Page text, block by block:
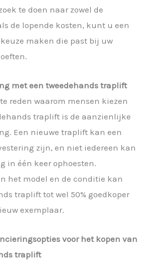
te doen naar zowel de
de lopende kosten, kunt u een
maken die past bij uw
met een tweedehands traplift
reden waarom mensen kiezen
traplift is de aanzienlijke
Een nieuwe traplift kan een
zijn, en niet iedereen kan
in één keer ophoesten.
het model en de conditie kan
traplift tot wel 50% goedkoper
exemplaar.
voor het kopen van
traplift